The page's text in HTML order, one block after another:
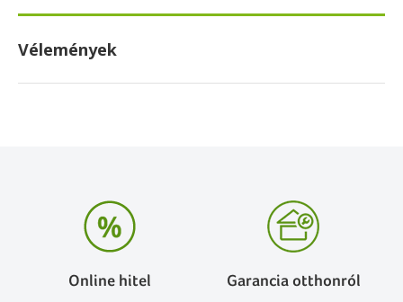
Vélemények
Online hitel Garancia otthonról